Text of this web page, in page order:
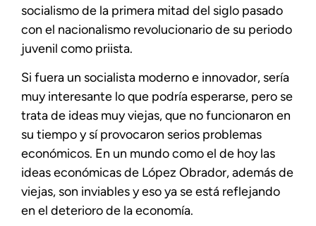
socialismo de la primera mitad del siglo pasado
con el nacionalismo revolucionario de su periodo
juvenil como priista.
Si fuera un socialista moderno e innovador, sería
muy interesante lo que podría esperarse, pero se
trata de ideas muy viejas, que no funcionaron en
su tiempo y sí provocaron serios problemas
económicos. En un mundo como el de hoy las
ideas económicas de López Obrador, además de
viejas, son inviables y eso ya se está reflejando
en el deterioro de la economía.